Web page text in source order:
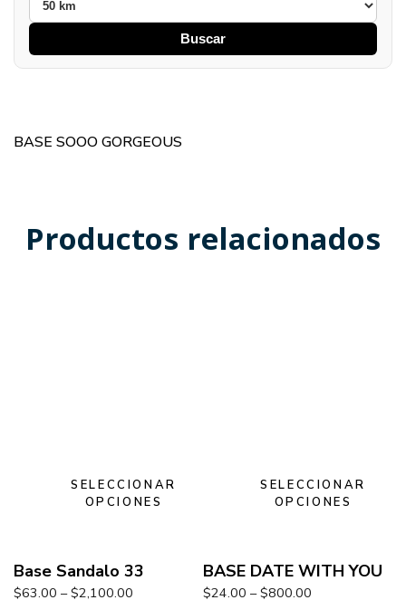
Buscar
BASE SOOO GORGEOUS
Productos relacionados
SELECCIONAR
OPCIONES
Base Sandalo 33
$63.00 – $2,100.00
SELECCIONAR
OPCIONES
BASE DATE WITH YOU
$24.00 – $800.00